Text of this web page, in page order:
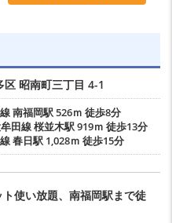
区 昭南町三丁目 4-1
南福岡駅526ｍ 徒歩8分
田線桜並木駅919ｍ 徒歩13分
春日駅1,028ｍ 徒歩15分
使い放題、南福岡駅まで徒